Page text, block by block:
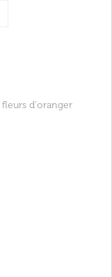
fleurs d'oranger